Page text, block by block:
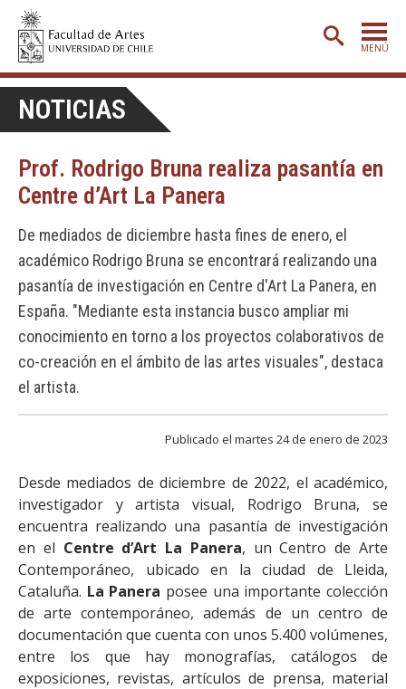
MENÚ
ADMISIÓN
ETAPA BÁSICA
CARRERAS
POSTGRADO
EXTENSIÓN
CREACIÓNE INVESTIGACIÓN
BIBLIOTECA
FACULTAD
Académicas/os Egresadas/os
NOTICIAS
Prof. Rodrigo Bruna realiza pasantía en
Centre d’Art La Panera
De mediados de diciembre hasta fines de enero, el
académico Rodrigo Bruna se encontrará realizando una
pasantía de investigación en Centre d'Art La Panera, en
España. "Mediante esta instancia busco ampliar mi
conocimiento en torno a los proyectos colaborativos de
co-creación en el ámbito de las artes visuales", destaca
el artista.
Publicado el martes 24 de enero de 2023
Desde mediados de diciembre de 2022, el académico,
investigador y artista visual, Rodrigo Bruna, se
encuentra realizando una pasantía de investigación
en el Centre d’Art La Panera, un Centro de Arte
Contemporáneo, ubicado en la ciudad de Lleida,
Cataluña. La Panera posee una importante colección
de arte contemporáneo, además de un centro de
documentación que cuenta con unos 5.400 volúmenes,
entre los que hay monografías, catálogos de
exposiciones, revistas, artículos de prensa, material